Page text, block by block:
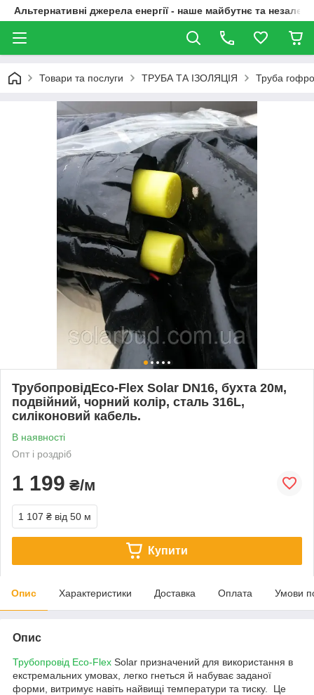
Альтернативні джерела енергії - наше майбутнє та
Товари та послуги ТРУБА ТА ІЗОЛЯЦІЯ Труба
ТрубопровідEco-Flex Solar DN16, бухта 20м,
подвійний, чорний колір, сталь 316L,
силіконовий кабель.
В наявності
Опт і роздріб
1 199 ₴/м
1 107 ₴ від 50 м
Купити
Опис Характеристики Доставка Оплата Умови
Опис
Трубопровід Eco-Flex Solar призначений для використання в
екстремальних умовах, легко гнеться й набуває заданої
форми, витримує навіть найвищі температури та тиску. Це